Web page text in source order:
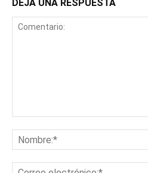
DEJA UNA RESPUESTA